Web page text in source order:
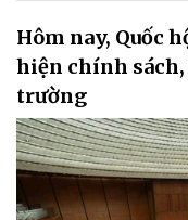
Hôm nay, Quốc
hiện chính sách,
trường